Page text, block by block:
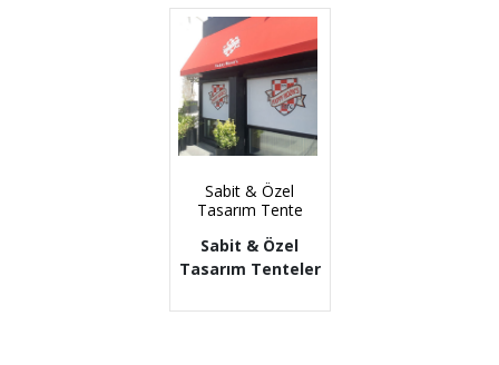
Sabit & Özel
Tasarım Tente
Sabit & Özel
Tasarım Tenteler